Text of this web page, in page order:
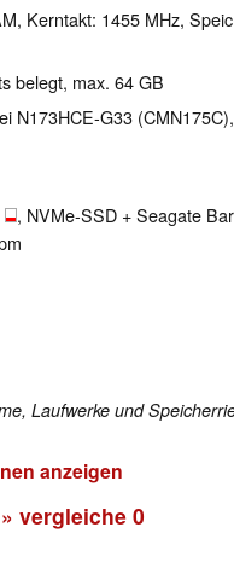
Kerntakt: 1455 MHz,
belegt, max. 64 GB
N173HCE-G33
, NVMe-SSD + Seagate
Laufwerke und
anzeigen
» vergleiche 0